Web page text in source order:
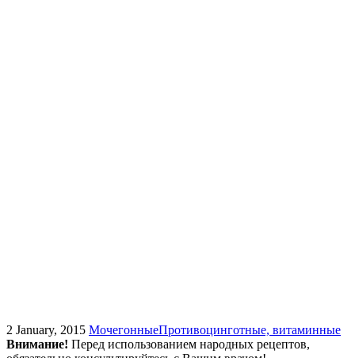
2 January, 2015 МочегонныеПротивоцинготные, витаминные
Внимание! Перед использованием народных рецептов,